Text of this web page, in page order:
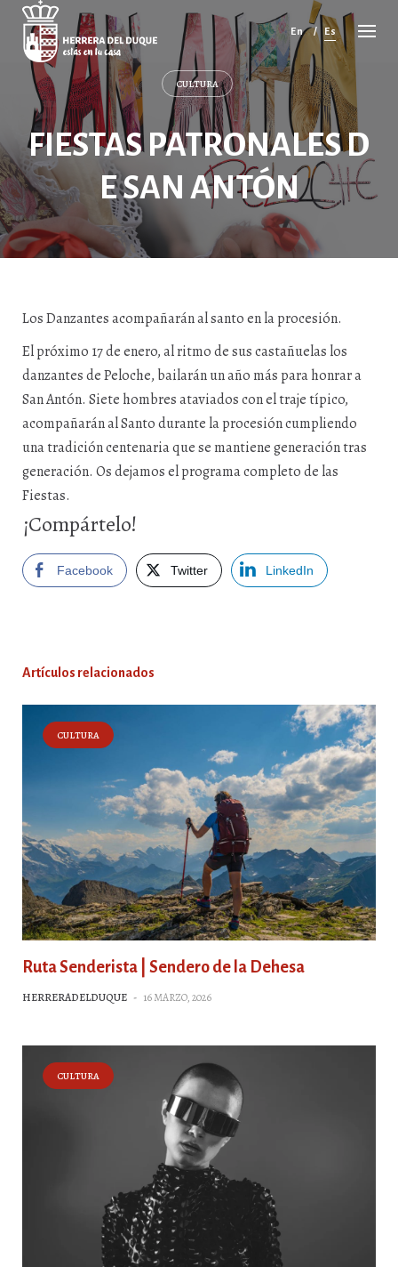
Cancelar
comentario
En Es
CULTURA
FIESTAS PATRONALES D
E SAN ANTÓN
Los Danzantes acompañarán al santo en la procesión.
El próximo 17 de enero, al ritmo de sus castañuelas los
danzantes de Peloche, bailarán un año más para honrar a
San Antón. Siete hombres ataviados con el traje típico,
acompañarán al Santo durante la procesión cumpliendo
una tradición centenaria que se mantiene generación tras
generación. Os dejamos el programa completo de las
Fiestas.
¡Compártelo!
Facebook Twitter LinkedIn
Artículos relacionados
CULTURA
Ruta Senderista | Sendero de la Dehesa
HERRERADELDUQUE - 16 MARZO, 2026
CULTURA